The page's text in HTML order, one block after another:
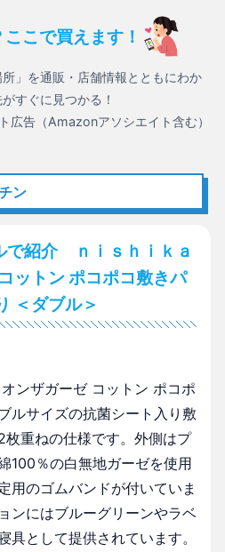
こで買えます！
」を通販・店舗情報とともにわか
すぐに見つかる！
広告（Amazonアソシエイト含む）
ン
で紹介 ｎｉｓｈｉｋａ
ットン ポコポコ敷きパ
＜ダブル＞
ンザガーゼ コットン ポコポ
ルサイズの抗菌シート入り敷
枚重ねの仕様です。外側はプ
100％の白無地ガーゼを使用
用のゴムバンドが付いていま
ンにはブルーグリーンやラベ
具として提供されています。